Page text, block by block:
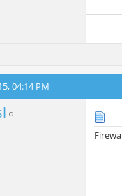
04:14 PM